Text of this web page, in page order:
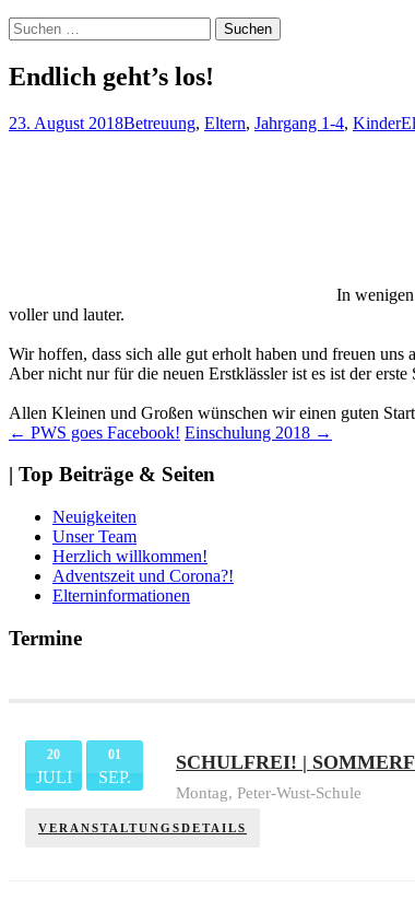
Suchen
nach:
Endlich geht’s los!
23. August 2018Betreuung, Eltern, Jahrgang 1-4, Kinder
In
voller und lauter.
Wir hoffen, dass sich alle gut erholt haben und freuen uns
Aber nicht nur für die neuen Erstklässler ist es ist der
Allen Kleinen und Großen wünschen wir einen guten
Beitragsnavigation
← PWS goes Facebook! Einschulung 2018 →
| Top Beiträge & Seiten
Neuigkeiten
Unser Team
Herzlich willkommen!
Adventszeit und Corona?!
Elterninformationen
Termine
20
JULI
01
SEP.
SCHULFREI! |
Montag, Peter-Wust-Schule
VERANSTALTUNGSDETAILS